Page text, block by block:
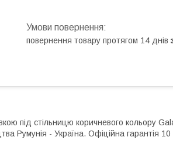
повернення товару протягом 14 днів
під стільницю коричневого кольору
Румунія - Україна. Офіційна гарантія